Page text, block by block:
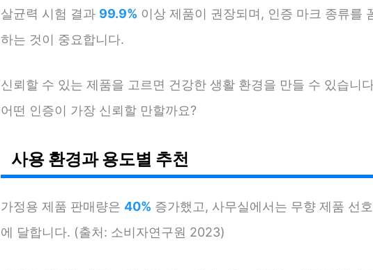
살균력 시험 결과 99.9% 이상 제품이 권장되며, 인증 마크 종류를
하는 것이 중요합니다.
신뢰할 수 있는 제품을 고르면 건강한 생활 환경을 만들 수 있습니
어떤 인증이 가장 신뢰할 만할까요?
사용 환경과 용도별 추천
가정용 제품 판매량은 40% 증가했고, 사무실에서는 무향 제품 선
에 달합니다. (출처: 소비자연구원 2023)